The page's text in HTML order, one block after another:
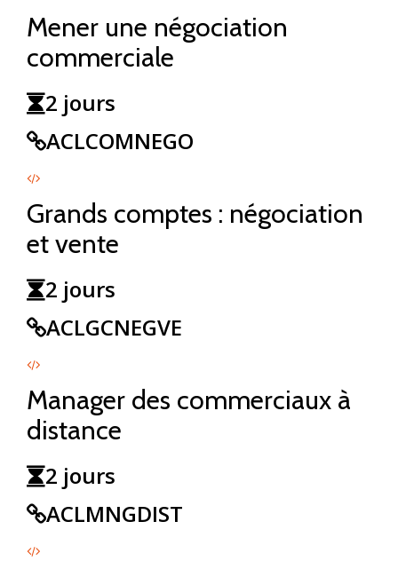
Mener une négociation
commerciale
2 jours
ACLCOMNEGO
Grands comptes : négociation
et vente
2 jours
ACLGCNEGVE
Manager des commerciaux à
distance
2 jours
ACLMNGDIST